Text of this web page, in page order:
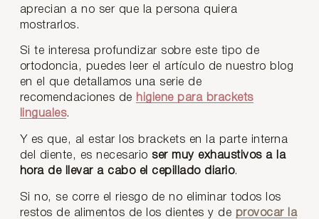
aprecian a no ser que la persona quiera
mostrarlos.
Si te interesa profundizar sobre este tipo de
ortodoncia, puedes leer el artículo de nuestro blog
en el que detallamos una serie de
recomendaciones de higiene para brackets
linguales.
Y es que, al estar los brackets en la parte interna
del diente, es necesario ser muy exhaustivos a la
hora de llevar a cabo el cepillado diario.
Si no, se corre el riesgo de no eliminar todos los
restos de alimentos de los dientes y de provocar la